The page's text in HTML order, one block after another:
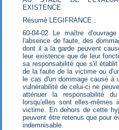
EXISTENCE.
Résumé LEGIFRANCE :
60-04-02 Le maître
l'absence de faute, des
dont il a la garde peuvent
leur existence que de leur
sa responsabilité que s'il
de la faute de la victime ou
le cas d'un dommage causé à
vulnérabilité de celui-ci ne
atténuer la responsabilité
lorsqu'elles sont elles-
victime. En dehors de cette
peuvent être retenus que pour
indemnisable.